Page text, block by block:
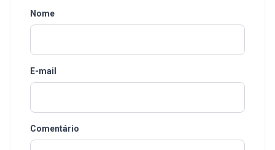
Nome
E-mail
Comentário